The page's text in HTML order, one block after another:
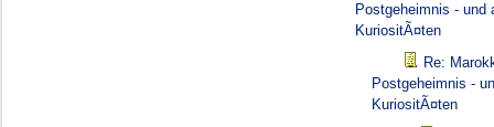
Postgeheimnis - und
KuriositÃ¤ten
Re:
Postgeheimnis -
KuriositÃ¤ten